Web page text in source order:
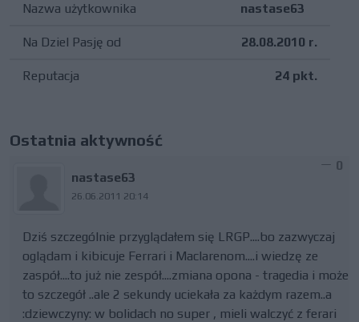
Nazwa użytkownika nastase63
Na Dziel Pasję od 28.08.2010 r.
Reputacja 24 pkt.
Ostatnia aktywność
nastase63
26.06.2011 20:14
0
Dziś szczególnie przyglądałem się LRGP....bo zazwyczaj
oglądam i kibicuje Ferrari i Maclarenom....i wiedzę ze
zaspół....to już nie zespół....zmiana opona - tragedia i może
to szczegół ..ale 2 sekundy uciekała za każdym razem..a
:dziewczyny: w bolidach no super , mieli walczyć z ferari